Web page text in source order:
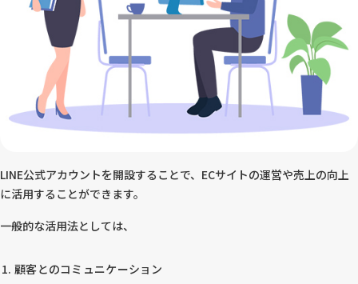
LINE公式アカウントを開設することで、ECサイトの運営や売上の向上
に活用することができます。
一般的な活用法としては、
顧客とのコミュニケーション